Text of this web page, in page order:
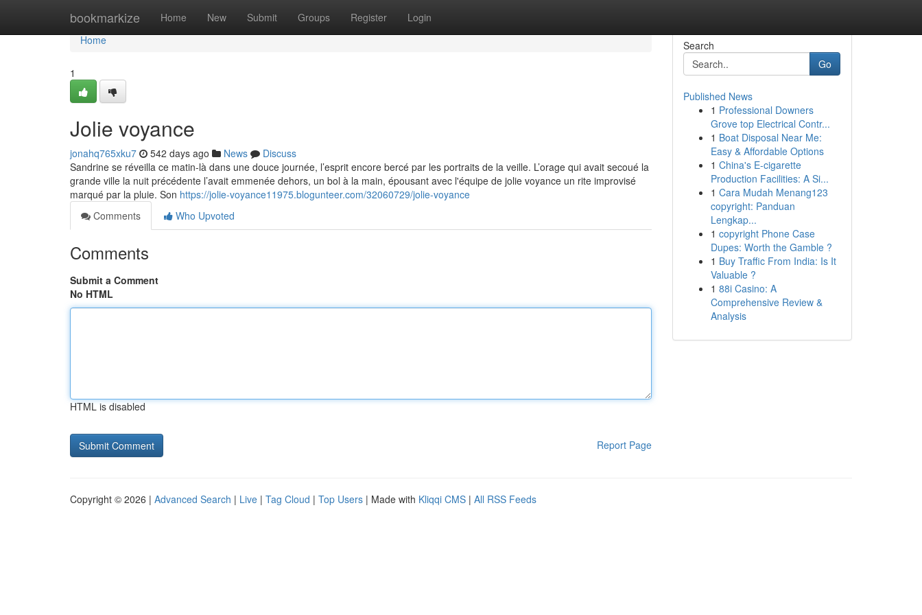
bookmarkize Home New Submit Groups Register Login
Home
Home
1
Jolie voyance
jonahq765xku7 542 days ago News
Discuss
Sandrine se réveilla ce matin-là dans une douce journée, l’esprit encore bercé par les portraits de la veille. L’orage qui avait secoué la
grande ville la nuit précédente l’avait emmenée dehors, un bol à la main, épousant avec l'équipe de jolie voyance un rite improvisé
marqué par la pluie. Son https://jolie-voyance11975.blogunteer.com/32060729/jolie-voyance
Comments
Who Upvoted
Comments
Submit a Comment
No HTML
HTML is disabled
Report Page
Search
Go
Published News
1 Professional Downers
Grove top Electrical Contr...
1 Boat Disposal Near Me:
Easy & Affordable Options
1 China's E-cigarette
Production Facilities: A Si...
1 Cara Mudah Menang123
copyright: Panduan
Lengkap...
1 copyright Phone Case
Dupes: Worth the Gamble ?
1 Buy Traffic From India: Is It
Valuable ?
1 88i Casino: A
Comprehensive Review &
Analysis
Copyright © 2026 | Advanced Search | Live | Tag Cloud | Top Users | Made with Kliqqi CMS | All RSS Feeds